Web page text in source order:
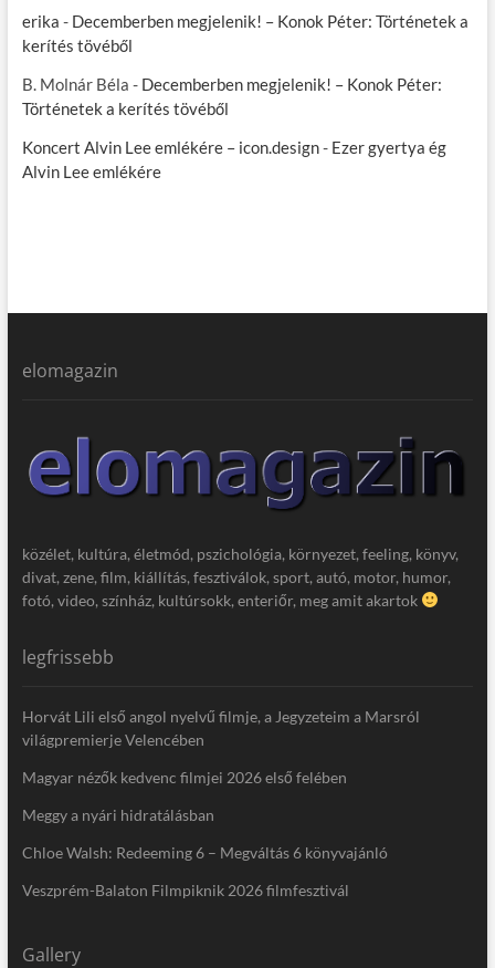
erika - Decemberben megjelenik! – Konok Péter: Történetek a
kerítés tövéből
B. Molnár Béla - Decemberben megjelenik! – Konok Péter:
Történetek a kerítés tövéből
Koncert Alvin Lee emlékére – icon.design- Ezer gyertya ég
Alvin Lee emlékére
elomagazin
közélet, kultúra, életmód, pszichológia, környezet, feeling, könyv,
divat, zene, film, kiállítás, fesztiválok, sport, autó, motor, humor,
fotó, video, színház, kultúrsokk, enteriőr, meg amit akartok
legfrissebb
Horvát Lili első angol nyelvű filmje, a Jegyzeteim a Marsról
világpremierje Velencében
Magyar nézők kedvenc filmjei 2026 első felében
Meggy a nyári hidratálásban
Chloe Walsh: Redeeming 6 – Megváltás 6 könyvajánló
Veszprém-Balaton Filmpiknik 2026 filmfesztivál
Gallery